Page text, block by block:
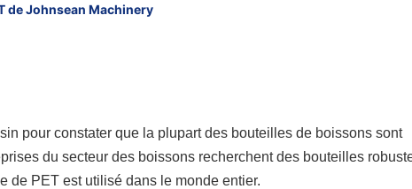
de Johnsean Machinery
peut-elle fabriquer ?
pour constater que la plupart des bouteilles de boissons sont
du secteur des boissons recherchent des bouteilles
de PET est utilisé dans le monde entier.